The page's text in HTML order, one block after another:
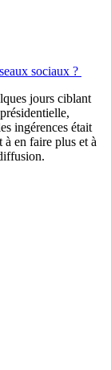
sociaux ?
jours ciblant
ingérences était
en faire plus et à